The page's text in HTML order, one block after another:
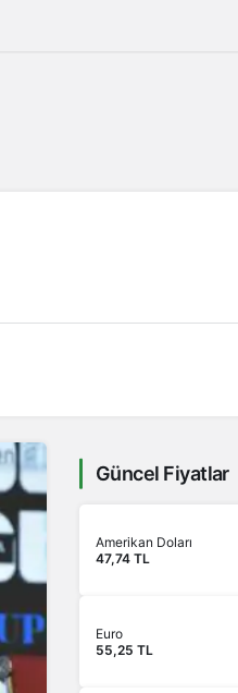
Güncel Fiyatlar
Amerikan Doları
47,74 TL
Euro
55,25 TL